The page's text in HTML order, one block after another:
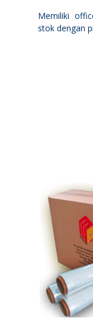
Memiliki
stok dengan